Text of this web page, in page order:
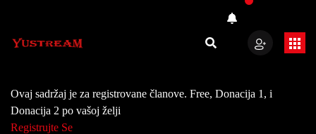
Ovaj sadržaj je za registrovane članove. Free, Donacija 1, i
Donacija 2 po vašoj želji
Registrujte Se